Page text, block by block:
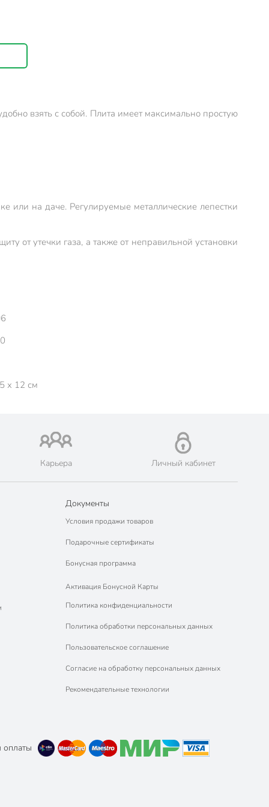
взять с собой. Плита имеет максимально простую
или на даче. Регулируемые металлические лепестки
от утечки газа, а также от неправильной установки
x 12 см
Карьера Личный кабинет
Документы
Условия продажи товаров
Подарочные сертификаты
Бонусная программа
Активация Бонусной Карты
Политика конфиденциальности
Политика обработки персональных данных
Пользовательское соглашение
Согласие на обработку персональных данных
Рекомендательные технологии
оплаты